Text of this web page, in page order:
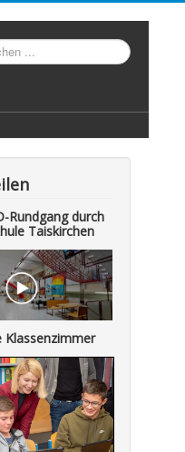
Rundgang durch
Taiskirchen
Klassenzimmer